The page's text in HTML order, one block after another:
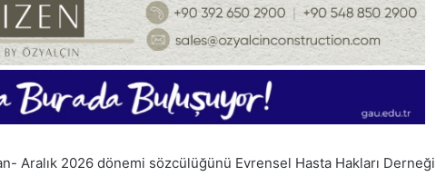
Aralık 2026 dönemi sözcülüğünü Evrensel Hasta Hakları Derneği